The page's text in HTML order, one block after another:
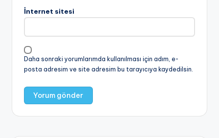
İnternet sitesi
Daha sonraki yorumlarımda kullanılması için adım, e-
posta adresim ve site adresim bu tarayıcıya kaydedilsin.